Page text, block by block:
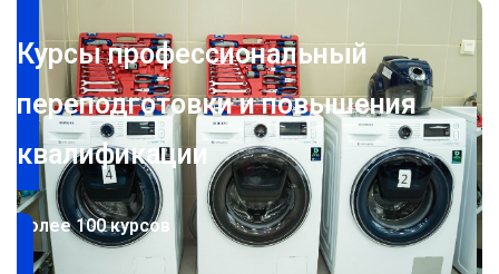
Курсы профессиональный
переподготовки и повышения
квалификации
более 100 курсов